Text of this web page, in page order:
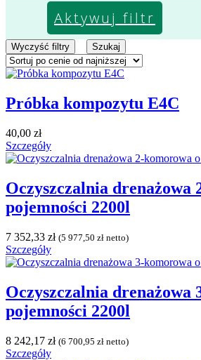
Aktywuj filtr
Wyczyść filtry Szukaj
Próbka kompozytu E4C
40,00 zł
Szczegóły
Oczyszczalnia drenażowa
pojemności 2200l
7 352,33 zł (5 977,50 zł netto)
Szczegóły
Oczyszczalnia drenażowa
pojemności 2200l
8 242,17 zł (6 700,95 zł netto)
Szczegóły